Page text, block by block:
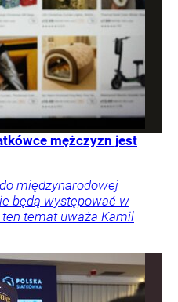
mężczyzn jest
międzynarodowej
będą występować w
temat uważa Kamil